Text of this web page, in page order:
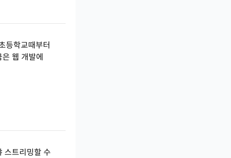
등학교때부터
웹 개발에
스트리밍할 수